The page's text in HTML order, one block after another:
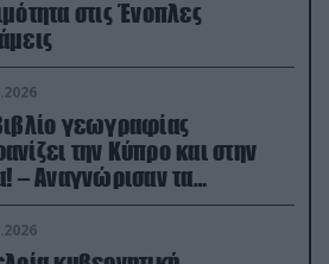
στις Ένοπλες
γεωγραφίας
την Κύπρο και στην
– Αναγνώρισαν τα
(φωτο)